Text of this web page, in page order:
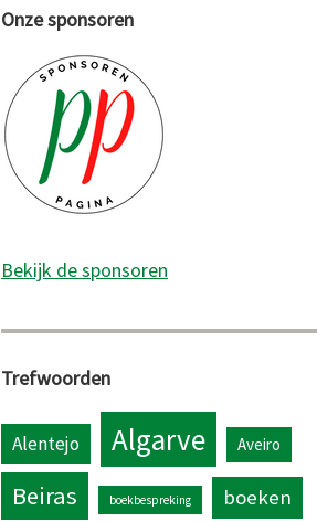
Onze sponsoren
Bekijk de sponsoren
Trefwoorden
Alentejo Algarve Aveiro
Beiras boekbespreking boeken